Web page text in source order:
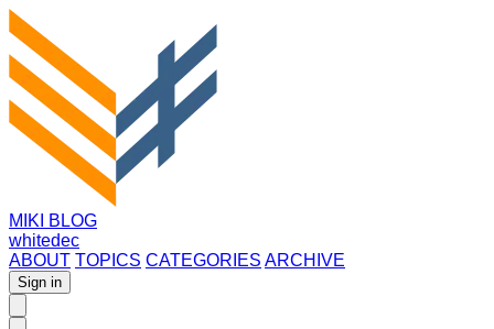
MIKI BLOG
whitedec
ABOUT TOPICS CATEGORIES ARCHIVE
Sign in